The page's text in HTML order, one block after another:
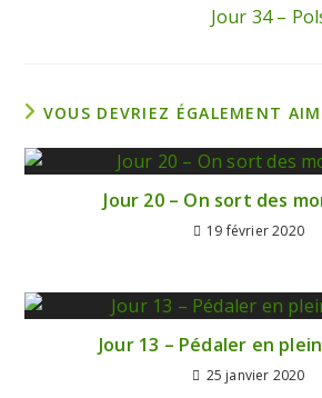
Jour 34 –
VOUS DEVRIEZ ÉGALEMENT
Jour 20 – On sort des
19 février 2020
Jour 13 – Pédaler en
25 janvier 2020